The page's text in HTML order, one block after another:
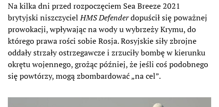
Na kilka dni przed rozpoczęciem Sea Breeze 2021
brytyjski niszczycielHMS Defenderdopuścił się poważnej
prowokacji, wpływając na wody u wybrzeży Krymu, do
którego prawa rości sobie Rosja. Rosyjskie siły zbrojne
oddały strzały ostrzegawcze i zrzuciły bombę w kierunku
okrętu wojennego, grożąc później, że jeśli coś podobnego
się powtórzy, mogą zbombardować „na cel”.